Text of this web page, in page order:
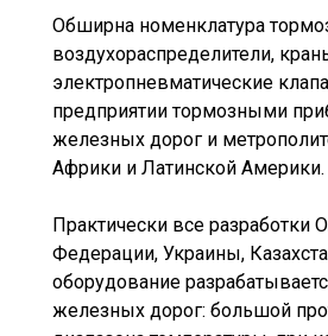
Обширна номенклатура
воздухораспределители,
электропневматические
предприятии тормозными
железных дорог и
Африки и Латинской Америки.
Практически все
Федерации, Украины,
оборудование
железных дорог: большой